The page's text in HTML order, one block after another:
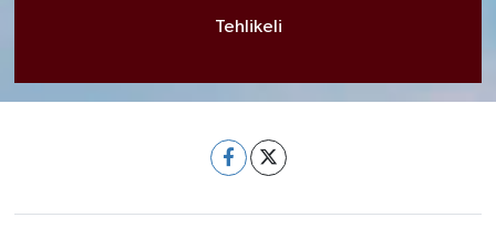
Tehlikeli